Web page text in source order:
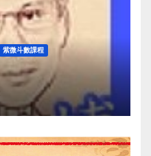
紫微斗數課程